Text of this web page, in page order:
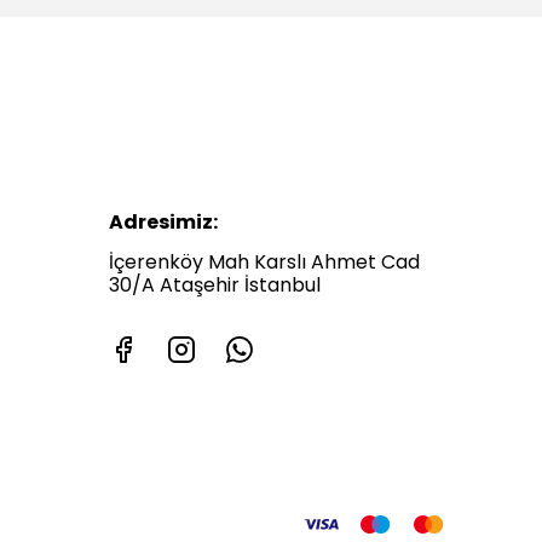
Adresimiz:
İçerenköy Mah Karslı Ahmet Cad
30/A Ataşehir İstanbul